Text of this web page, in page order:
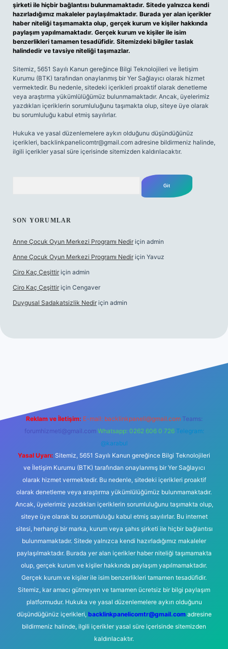
şirketi ile hiçbir bağlantısı bulunmamaktadır. Sitede yalnızca kendi
hazırladığımız makaleler paylaşılmaktadır. Burada yer alan içerikler
haber niteliği taşımamakta olup, gerçek kurum ve kişiler hakkında
paylaşım yapılmamaktadır. Gerçek kurum ve kişiler ile isim
benzerlikleri tamamen tesadüfidir. Sitemizdeki bilgiler taslak
halindedir ve tavsiye niteliği taşımazlar.
Sitemiz, 5651 Sayılı Kanun gereğince Bilgi Teknolojileri ve İletişim
Kurumu (BTK) tarafından onaylanmış bir Yer Sağlayıcı olarak hizmet
vermektedir. Bu nedenle, sitedeki içerikleri proaktif olarak denetleme
veya araştırma yükümlülüğümüz bulunmamaktadır. Ancak, üyelerimiz
yazdıkları içeriklerin sorumluluğunu taşımakta olup, siteye üye olarak
bu sorumluluğu kabul etmiş sayılırlar.
Hukuka ve yasal düzenlemelere aykırı olduğunu düşündüğünüz
içerikleri, backlinkpanelicomtr@gmail.com adresine bildirmeniz halinde,
ilgili içerikler yasal süre içerisinde sitemizden kaldırılacaktır.
SON YORUMLAR
Anne Çocuk Oyun Merkezi Programı Nedir için admin
Anne Çocuk Oyun Merkezi Programı Nedir için Yavuz
Ciro Kaç Çeşittir için admin
Ciro Kaç Çeşittir için Cengaver
Duygusal Sadakatsizlik Nedir için admin
elexbetgiris.org
Reklam ve İletişim: E-mail: backlinkpaneli@gmail.com Teams:
forumhizmeti@gmail.com Whatsapp: 0262 606 0 726 Telegram:
@karabul
Yasal Uyarı: Sitemiz, 5651 Sayılı Kanun gereğince Bilgi Teknolojileri
ve İletişim Kurumu (BTK) tarafından onaylanmış bir Yer Sağlayıcı
olarak hizmet vermektedir. Bu nedenle, sitedeki içerikleri proaktif
olarak denetleme veya araştırma yükümlülüğümüz bulunmamaktadır.
Ancak, üyelerimiz yazdıkları içeriklerin sorumluluğunu taşımakta olup,
siteye üye olarak bu sorumluluğu kabul etmiş sayılırlar. Bu internet
sitesi, herhangi bir marka, kurum veya şahıs şirketi ile hiçbir bağlantısı
bulunmamaktadır. Sitede yalnızca kendi hazırladığımız makaleler
paylaşılmaktadır. Burada yer alan içerikler haber niteliği taşımamakta
olup, gerçek kurum ve kişiler hakkında paylaşım yapılmamaktadır.
Gerçek kurum ve kişiler ile isim benzerlikleri tamamen tesadüfidir.
Sitemiz, kar amacı gütmeyen ve tamamen ücretsiz bir bilgi paylaşım
platformudur. Hukuka ve yasal düzenlemelere aykırı olduğunu
düşündüğünüz içerikleri, backlinkpanelicomtr@gmail.comadresine
bildirmeniz halinde, ilgili içerikler yasal süre içerisinde sitemizden
kaldırılacaktır.